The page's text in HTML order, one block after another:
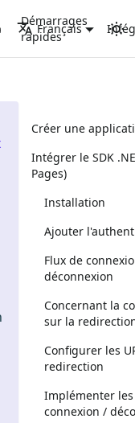
Démarrages
rapides
Français
Créer une
Intégrer le SDK
Pages)
Installation
Ajouter
Flux de
déconnexion
Concernant la
sur la
Configurer les
redirection
Implémenter
connexion /